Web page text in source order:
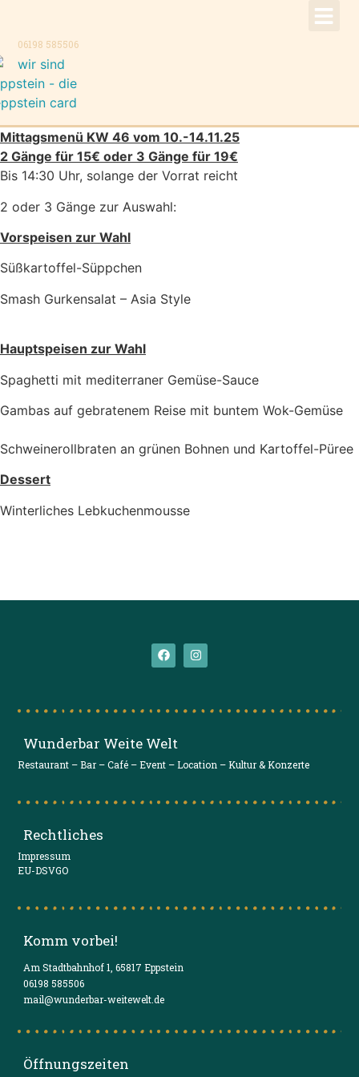
06198 585506
Mittagsmenü KW 46 vom 10.-14.11.25
2 Gänge für 15€ oder 3 Gänge für 19€
Bis 14:30 Uhr, solange der Vorrat reicht
2 oder 3 Gänge zur Auswahl:
Vorspeisen zur Wahl
Süßkartoffel-Süppchen
Smash Gurkensalat – Asia Style
Hauptspeisen zur Wahl
Spaghetti mit mediterraner Gemüse-Sauce
Gambas auf gebratenem Reise mit buntem Wok-Gemüse
Schweinerollbraten an grünen Bohnen und Kartoffel-Püree
Dessert
Winterliches Lebkuchenmousse
Wunderbar Weite Welt
Restaurant – Bar – Café – Event – Location – Kultur & Konzerte
Rechtliches
Impressum
EU-DSVGO
Komm vorbei!
Am Stadtbahnhof 1, 65817 Eppstein
06198 585506
mail@wunderbar-weitewelt.de
Öffnungszeiten